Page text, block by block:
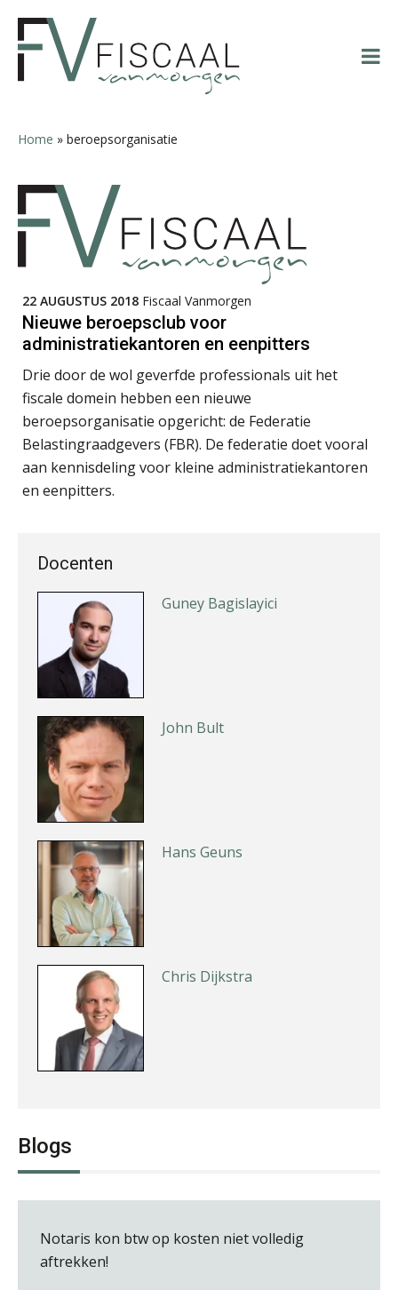
hoofdnavigatie
hoofd
eerste
voettekst
Home » beroepsorganisatie
22 AUGUSTUS 2018 Fiscaal Vanmorgen
Nieuwe beroepsclub voor
administratiekantoren en eenpitters
Drie door de wol geverfde professionals uit het
fiscale domein hebben een nieuwe
beroepsorganisatie opgericht: de Federatie
Belastingraadgevers (FBR). De federatie doet vooral
aan kennisdeling voor kleine administratiekantoren
en eenpitters.
Docenten
Bernard Schols
Rohalt Janssens
Imke Bos
Guney Bagislayici
John Bult
Hans Geuns
Chris Dijkstra
Blogs
Notaris kon btw op kosten niet volledig
aftrekken!